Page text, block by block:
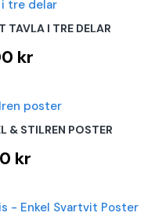
TAVLA I TRE DELAR
kr
& STILREN POSTER
kr